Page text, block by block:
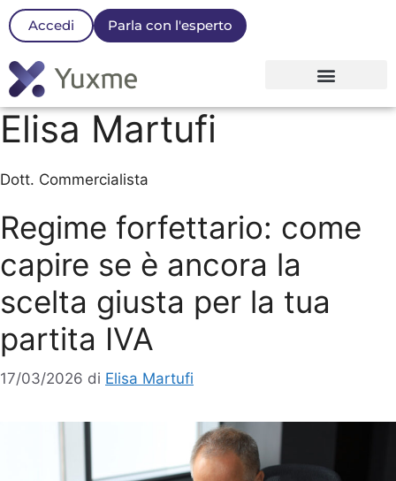
Accedi Parla con l'esperto
Elisa Martufi
Dott. Commercialista
Regime forfettario: come
capire se è ancora la
scelta giusta per la tua
partita IVA
17/03/2026 di Elisa Martufi